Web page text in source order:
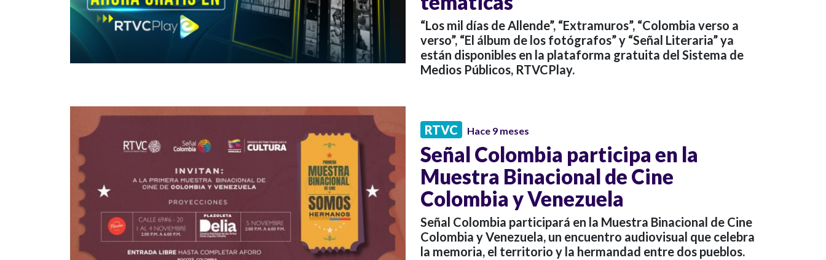
“Los mil días de Allende”, “Extramuros”, “Colombia verso a
verso”, “El álbum de los fotógrafos” y “Señal Literaria” ya
están disponibles en la plataforma gratuita del Sistema de
Medios Públicos, RTVCPlay.
RTVC Hace 9 meses
Señal Colombia participa en la
Muestra Binacional de Cine
Colombia y Venezuela
Señal Colombia participará en la Muestra Binacional de Cine
Colombia y Venezuela, un encuentro audiovisual que celebra
la memoria, el territorio y la hermandad entre dos pueblos.